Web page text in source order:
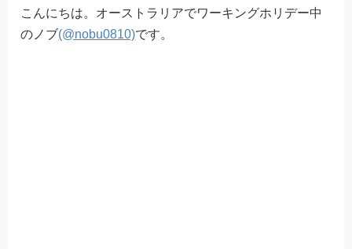
こんにちは。オーストラリアでワーキングホリデー中
のノブ(@nobu0810)です。